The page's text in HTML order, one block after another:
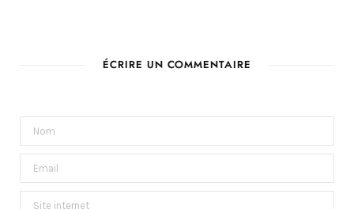
ÉCRIRE UN COMMENTAIRE